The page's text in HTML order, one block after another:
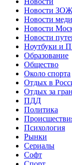
Новости ЗОЖ
Новости
Новости
Новости
Ноутбуки и
Образование
Общество
Около спорта
Отдых в
Отдых за
ПДД
Политика
Психология
Рынки
Сериалы
Софт